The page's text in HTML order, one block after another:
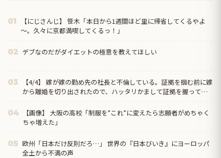
01
【にじさんじ】 笹木「本日から1週間ほど里に帰省してくるやよ
～。久々に京都満喫してくるっ！」
02 デブなのだがダイエットの極意を教えてほしい
03
【4/4】 嫁が嫁の勤め先の社長と不倫している。証拠を掴む前に嫁
から離婚を切り出されたので、ハッタリかまして証拠を握ってい
04
【画像】 大阪の高校「制服を”これ”に変えたら志願者がめちゃく
ちゃ増えた」
05 欧州「日本だけ反則だろ…」 世界の『日本びいき』にヨーロッパ
全土から不満の声